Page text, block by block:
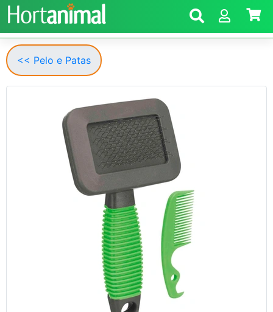
<< Pelo e Patas